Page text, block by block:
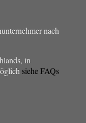
nach
in
siehe FAQs